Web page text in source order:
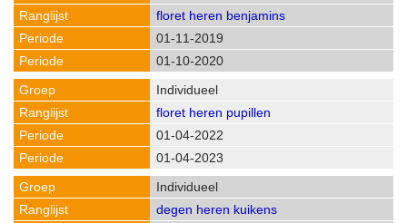
floret heren benjamins
01-11-2019
01-10-2020
Individueel
floret heren pupillen
01-04-2022
01-04-2023
Individueel
degen heren kuikens